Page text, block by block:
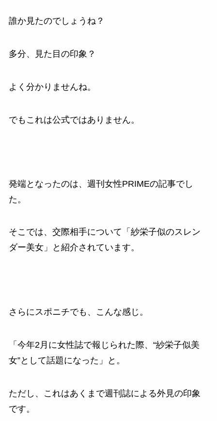
誰か見たのでしょうね？
多分、見た目の印象？
よく分かりませんね。
でもこれは公式ではありません。
発端となったのは、週刊女性PRIMEの記事でし
た。
そこでは、交際相手について「紗栄子似のスレン
ダー美女」と紹介されています。
さらにスポニチでも、こんな感じ。
「今年2月に女性誌で報じられた際、“紗栄子似美
女”として話題になった」と。
ただし、これはあくまで週刊誌による外見の印象
です。